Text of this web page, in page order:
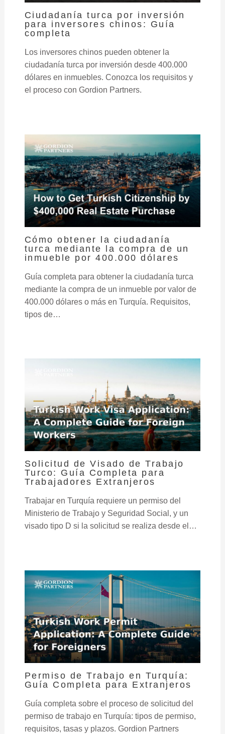
Ciudadanía turca por inversión
para inversores chinos: Guía
completa
Los inversores chinos pueden obtener la
ciudadanía turca por inversión desde 400.000
dólares en inmuebles. Conozca los requisitos y
el proceso con Gordion Partners.
Cómo obtener la ciudadanía
turca mediante la compra de un
inmueble por 400.000 dólares
Guía completa para obtener la ciudadanía turca
mediante la compra de un inmueble por valor de
400.000 dólares o más en Turquía. Requisitos,
tipos de…
Solicitud de Visado de Trabajo
Turco: Guía Completa para
Trabajadores Extranjeros
Trabajar en Turquía requiere un permiso del
Ministerio de Trabajo y Seguridad Social, y un
visado tipo D si la solicitud se realiza desde el…
Permiso de Trabajo en Turquía:
Guía Completa para Extranjeros
Guía completa sobre el proceso de solicitud del
permiso de trabajo en Turquía: tipos de permiso,
requisitos, tasas y plazos. Gordion Partners